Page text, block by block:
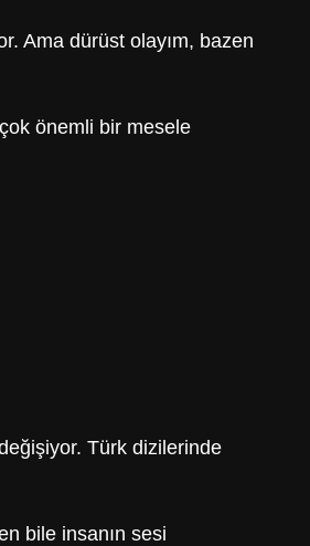
Ama dürüst olayım, bazen
önemli bir mesele
Türk dizilerinde
bile insanın sesi